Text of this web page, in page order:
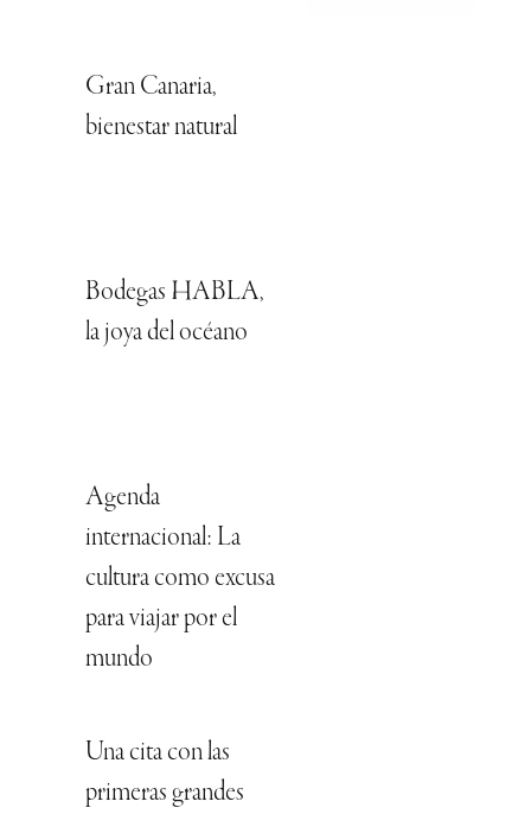
Gran Canaria,
bienestar natural
Bodegas HABLA,
la joya del océano
Agenda
internacional: La
cultura como excusa
para viajar por el
mundo
Una cita con las
primeras grandes